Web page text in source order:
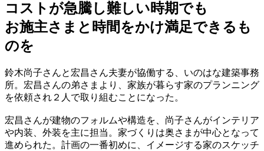
コストが急騰し難しい時期でも
お施主さまと時間をかけ満足できるも
のを
鈴木尚子さんと宏昌さん夫妻が協働する、いのはな建築事務
所。宏昌さんの弟さまより、家族が暮らす家のプランニング
を依頼され２人で取り組むことになった。
宏昌さんが建物のフォルムや構造を、尚子さんがインテリア
や内装、外装を主に担当。家づくりは奥さまが中心となって
進められた。計画の一番初めに、イメージする家のスケッチ